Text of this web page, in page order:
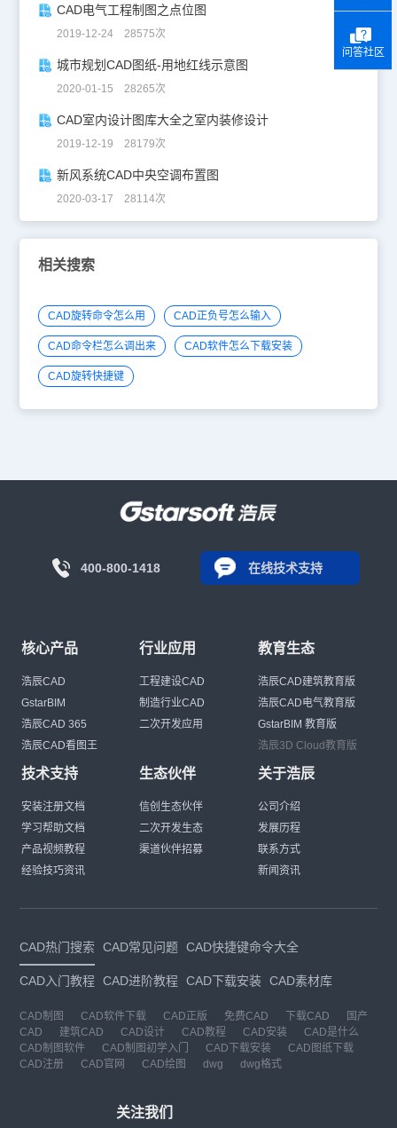
CAD电气工程制图之点位图
2019-12-24 28575次
城市规划CAD图纸-用地红线示意图
2020-01-15 28265次
CAD室内设计图库大全之室内装修设计
2019-12-19 28179次
新风系统CAD中央空调布置图
2020-03-17 28114次
相关搜索
CAD旋转命令怎么用 CAD正负号怎么输入
CAD命令栏怎么调出来 CAD软件怎么下载安装
CAD旋转快捷键
400-800-1418 在线技术支持
核心产品
浩辰CAD
GstarBIM
浩辰CAD 365
浩辰CAD看图王
行业应用
工程建设CAD
制造行业CAD
二次开发应用
教育生态
浩辰CAD建筑教育版
浩辰CAD电气教育版
GstarBIM 教育版
浩辰3D Cloud教育版
技术支持
安装注册文档
学习帮助文档
产品视频教程
经验技巧资讯
生态伙伴
信创生态伙伴
二次开发生态
渠道伙伴招募
关于浩辰
公司介绍
发展历程
联系方式
新闻资讯
CAD热门搜索 CAD常见问题 CAD快捷键命令大全
CAD入门教程 CAD进阶教程 CAD下载安装 CAD素材库
CAD制图 CAD软件下载 CAD正版 免费CAD 下载CAD
国产
CAD
建筑CAD CAD设计 CAD教程 CAD安装
CAD是什么
CAD制图软件
CAD制图初学入门 CAD下载安装
CAD图纸下载
CAD注册
CAD官网 CAD绘图 dwg dwg格式
关注我们
问答社区